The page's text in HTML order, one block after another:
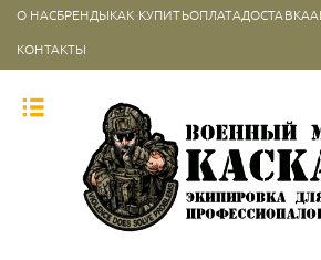
О НАСБРЕНДЫКАК КУПИТЬОПЛАТАДОСТАВКА
КОНТАКТЫ